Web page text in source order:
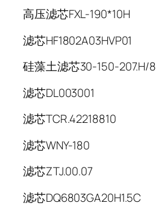
高压滤芯FXL-190*10H
滤芯HF1802A03HVP01
硅藻土滤芯30-150-207.H/8
滤芯DL003001
滤芯TCR.42218810
滤芯WNY-180
滤芯ZTJ.00.07
滤芯DQ6803GA20H1.5C